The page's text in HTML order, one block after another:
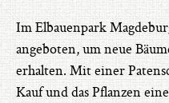
Im Elbauenpark
angeboten, um neue
erhalten. Mit einer
Kauf und das Pflanzen